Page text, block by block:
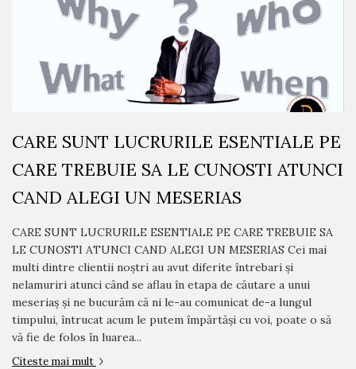
CARE SUNT LUCRURILE ESENTIALE PE
CARE TREBUIE SA LE CUNOSTI ATUNCI
CAND ALEGI UN MESERIAS
CARE SUNT LUCRURILE ESENTIALE PE CARE TREBUIE SA
LE CUNOSTI ATUNCI CAND ALEGI UN MESERIAS Cei mai
multi dintre clientii noștri au avut diferite întrebari și
nelamuriri atunci când se aflau în etapa de căutare a unui
meseriaș și ne bucurăm că ni le-au comunicat de-a lungul
timpului, întrucat acum le putem împărtăși cu voi, poate o să
vă fie de folos în luarea...
Citeste mai mult